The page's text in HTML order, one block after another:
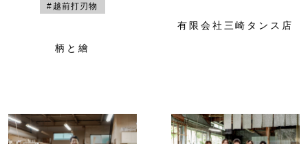
#越前打刃物
柄と繪
有限会社三崎タンス店